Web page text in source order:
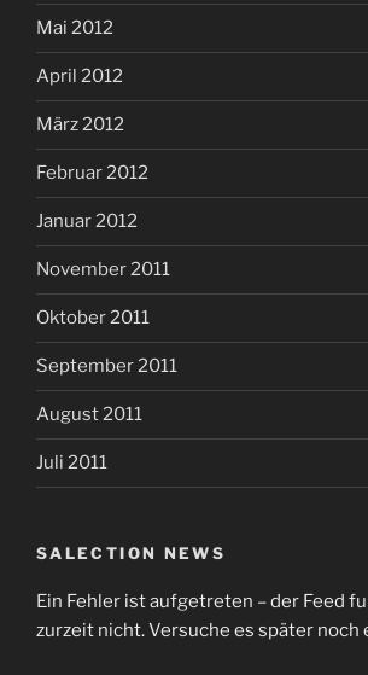
Mai 2012
April 2012
März 2012
Februar 2012
Januar 2012
November 2011
Oktober 2011
September 2011
August 2011
Juli 2011
SALECTION NEWS
Ein Fehler ist aufgetreten – der Feed
zurzeit nicht. Versuche es später noch